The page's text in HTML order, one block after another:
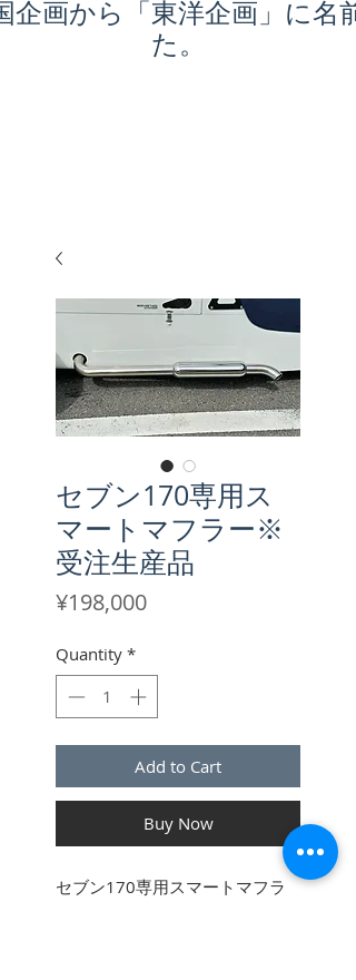
企画から「東洋企画」に名
た。
セブン170専用ス
マートマフラー※
受注生産品
¥198,000Price
Quantity *
Add to Cart
Buy Now
セブン170専用スマートマフラ